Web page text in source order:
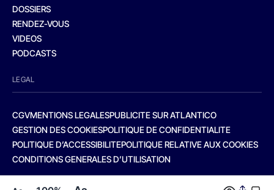
DOSSIERS
RENDEZ-VOUS
VIDEOS
PODCASTS
LEGAL
CGVMENTIONS LEGALESPUBLICITE SUR ATLANTICO
GESTION DES COOKIESPOLITIQUE DE CONFIDENTIALITE
POLITIQUE D’ACCESSIBILITEPOLITIQUE RELATIVE AUX COOKIES
CONDITIONS GENERALES D’UTILISATION